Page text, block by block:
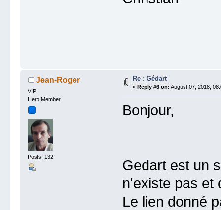
Jean-Roger
VIP
Hero Member
Posts: 132
Re : Gédart
«Reply #6 on: August 07, 2018,
Bonjour,
Gedart est un
n'existe pas et
Le lien donné